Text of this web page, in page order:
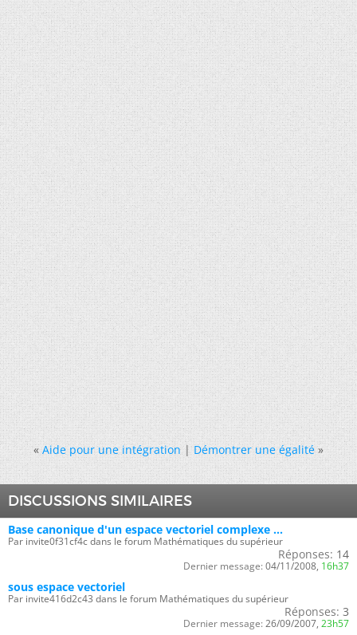
« Aide pour une intégration|Démontrer une égalité »
DISCUSSIONS SIMILAIRES
Base canonique d'un espace vectoriel complexe ...
Par invite0f31cf4c dans le forum Mathématiques du supérieur
Réponses: 14
Dernier message: 04/11/2008, 16h37
sous espace vectoriel
Par invite416d2c43 dans le forum Mathématiques du supérieur
Réponses: 3
Dernier message: 26/09/2007, 23h57